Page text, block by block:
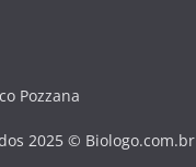
Pozzana
2025 © Biologo.com.br